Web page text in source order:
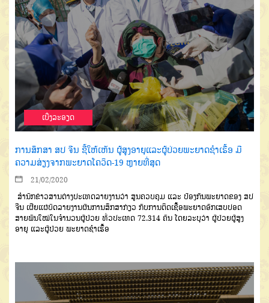
ເບີ່ງລະອຽດ
ການສຶກສາ ສປ ຈີນ ຊີ້ໃຫ້ເຫັນ ຜູ້ສູງອາຍຸແລະຜູ້ປ່ວຍພະຍາດຊຳເຮື້ອ ມີ
ຄວາມສ່ຽງຈາກພະຍາດໂຄວິດ-19 ຫຼາຍທີ່ສຸດ
21/02/2020
ສຳນັກຂ່າວສານຕ່າງປະເທດລາຍງານວ່າ ສູນຄວບຄຸມ ແລະ ປ້ອງກັນພະຍາດຂອງ ສປ
ຈີນ ເຜີຍແຜ່ບົດລາຍງານຜົນການສຶກສາກ່ຽວ ກັບການຕິດເຊື້ອພະຍາດອັກເສບປອດ
ສາຍພັນໃໝ່ໃນຈຳນວນຜູ້ປ່ວຍ ທົ່ວປະເທດ 72.314 ຄົນ ໂດຍລະບຸວ່າ ຜູ້ປ່ວຍຜູ້ສູງ
ອາຍຸ ແລະຜູ້ປ່ວຍ ພະຍາດຊຳເຮື້ອ